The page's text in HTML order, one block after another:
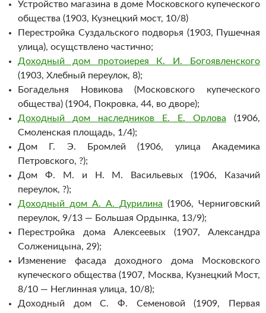
Устройство магазина в доме Московского купеческого
общества (1903, Кузнецкий мост, 10/8)
Перестройка Суздальского подворья (1903, Пушечная
улица), осущствлено частично;
Доходный дом протоиерея К. И. Богоявленского
(1903, Хлебный переулок, 8);
Богадельня Новикова (Московского купеческого
общества) (1904, Покровка, 44, во дворе);
Доходный дом наследников Е. Е. Орлова (1906,
Смоленская площадь, 1/4);
Дом Г. Э. Бромлей (1906, улица Академика
Петровского, ?);
Дом Ф. М. и Н. М. Васильевых (1906, Казачий
переулок, ?);
Доходный дом А. А. Дурилина (1906, Черниговский
переулок, 9/13 — Большая Ордынка, 13/9);
Перестройка дома Алексеевых (1907, Александра
Солженицына, 29);
Изменение фасада доходного дома Московского
купеческого общества (1907, Москва, Кузнецкий Мост,
8/10 — Неглинная улица, 10/8);
Доходный дом С. Ф. Семеновой (1909, Первая